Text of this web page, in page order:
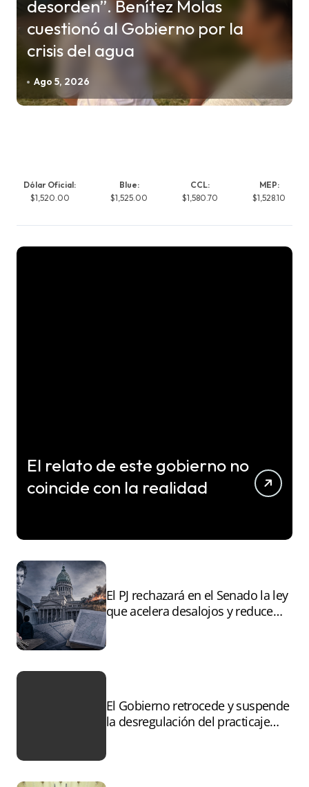
desorden”. Benítez Molas
cuestionó al Gobierno por la
crisis del agua
Ago 5, 2026
Dólar Oficial:
$1,520.00
Blue:
$1,525.00
CCL:
$1,580.70
MEP:
$1,528.10
El relato de este gobierno no
coincide con la realidad
El PJ rechazará en el Senado la ley
que acelera desalojos y reduce
El Gobierno retrocede y suspende
la desregulación del practicaje